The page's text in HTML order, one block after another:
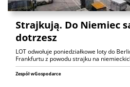
Strajkują. Do Niemiec
dotrzesz
LOT odwołuje poniedziałkowe loty do
Frankfurtu z powodu strajku na
Zespół wGospodarce